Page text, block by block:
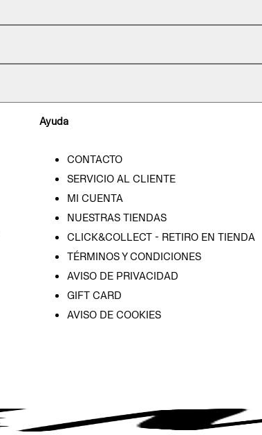
Ayuda
CONTACTO
SERVICIO AL CLIENTE
MI CUENTA
NUESTRAS TIENDAS
CLICK&COLLECT - RETIRO EN TIENDA
TÉRMINOS Y CONDICIONES
AVISO DE PRIVACIDAD
GIFT CARD
AVISO DE COOKIES